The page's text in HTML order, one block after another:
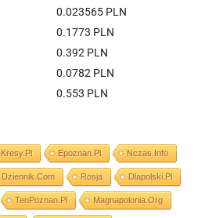
0.023565 PLN
0.1773 PLN
0.392 PLN
0.0782 PLN
0.553 PLN
Kresy.pl Epoznan.pl Nczas.info
Dziennik.com Rosja Dlapolski.pl
TenPoznan.pl Magnapolonia.org